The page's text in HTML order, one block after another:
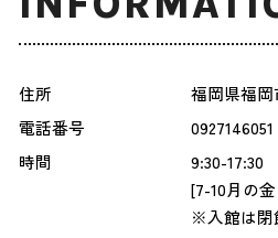
住所
福岡県福
電話番号
0927146051
時間
9:30-17:30
[7-10月の
※入館は閉